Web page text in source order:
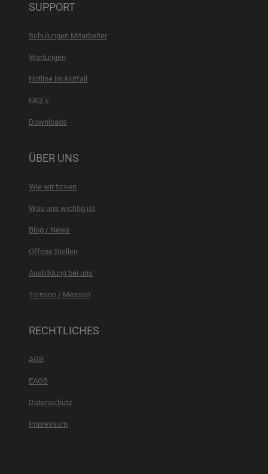
SUPPORT
Schulungen Mitarbeiter
Wartungen
Hotline im Notfall
FAQ´s
Downloads
ÜBER UNS
Wie wir ticken
Was uns wichtig ist
Blog / News
Offene Stellen
Ausbildung bei uns
Termine / Messen
RECHTLICHES
AGB
EAGB
Datenschutz
Impressum